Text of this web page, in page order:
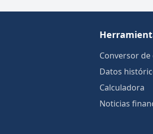
Conversor de
Datos
Calculadora
Noticias